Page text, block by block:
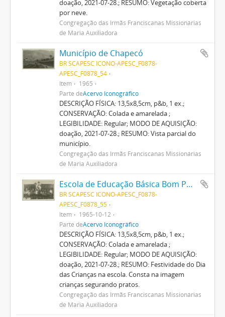
doação, 2021-07-28.; RESUMO: Vegetação coberta
por neve.
Congregação das Irmãs Franciscanas Missionárias
de Maria Auxiliadora
Município de Chapecó
BR SCAPESC ICONO-APESC_F0878-
APESC_F0878_54
Item
1965
Parte deAcervo Iconográfico
DESCRIÇÃO FÍSICA: 13,5x8,5cm, p&b, 1 ex.;
CONSERVAÇÃO: Colada e amarelada ;
LEGIBILIDADE: Regular; MODO DE AQUISIÇÃO:
doação, 2021-07-28.; RESUMO: Vista parcial do
município.
Congregação das Irmãs Franciscanas Missionárias
de Maria Auxiliadora
Escola de Educação Básica Bom Pastor
BR SCAPESC ICONO-APESC_F0878-
APESC_F0878_55
Item
1965-10-12
Parte deAcervo Iconográfico
DESCRIÇÃO FÍSICA: 13,5x8,5cm, p&b, 1 ex.;
CONSERVAÇÃO: Colada e amarelada ;
LEGIBILIDADE: Regular; MODO DE AQUISIÇÃO:
doação, 2021-07-28.; RESUMO: Festividade do Dia
das Crianças na escola. Consta na imagem
crianças segurando pratos.
Congregação das Irmãs Franciscanas Missionárias
de Maria Auxiliadora